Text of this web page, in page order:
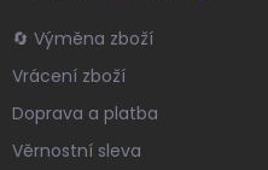
🔄 Výměna zboží
Vrácení zboží
Doprava a platba
Věrnostní sleva